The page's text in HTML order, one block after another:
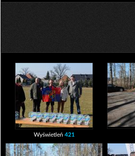
Wyświetleń 421